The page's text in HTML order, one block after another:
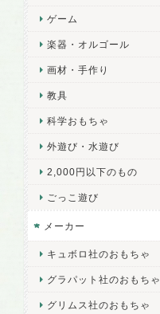
ゲーム
楽器・オルゴール
画材・手作り
教具
科学おもちゃ
外遊び・水遊び
2,000円以下のもの
ごっこ遊び
メーカー
キュボロ社のおもちゃ
グラパット社のおもちゃ
グリムス社のおもちゃ